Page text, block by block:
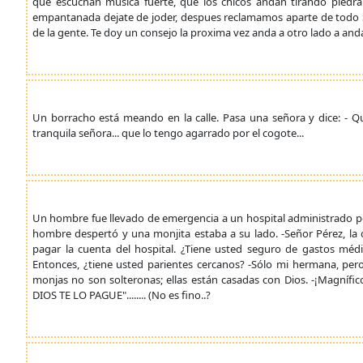
empantanada dejate de joder, despues reclamamos aparte de
de la gente. Te doy un consejo la proxima vez anda a otro lado a
Un borracho está meando en la calle. Pasa una señora y dice: -
tranquila señora... que lo tengo agarrado por el cogote...
Un hombre fue llevado de emergencia a un hospital administrado
hombre despertó y una monjita estaba a su lado. -Señor Pérez,
pagar la cuenta del hospital. ¿Tiene usted seguro de gastos
Entonces, ¿tiene usted parientes cercanos? -Sólo mi hermana,
monjas no son solteronas; ellas están casadas con Dios. -
DIOS TE LO PAGUE"........ (No es fino..?